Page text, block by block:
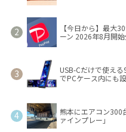
【今日から】最大
ーン 2026年8月開
USB-Cだけで使え
でPCケース内にも
熊本にエアコン300
ァインプレー」